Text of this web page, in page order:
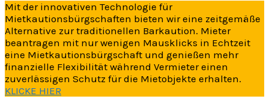
Mit der innovativen Technologie für
Mietkautionsbürgschaften bieten wir eine zeitgemäße
Alternative zur traditionellen Barkaution. Mieter
beantragen mit nur wenigen Mausklicks in Echtzeit
eine Mietkautionsbürgschaft und genießen mehr
finanzielle Flexibilität während Vermieter einen
zuverlässigen Schutz für die Mietobjekte erhalten.
KLICKE HIER